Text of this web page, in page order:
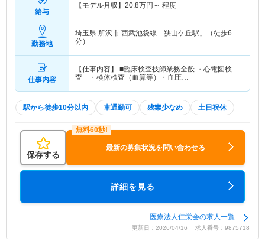
給与
【モデル月収】 20.8万円～ 程度
勤務地
埼玉県 所沢市 西武池袋線「狭山ケ丘駅」（徒歩6
分）
仕事内容
【仕事内容】 ■臨床検査技師業務全般 ・心電図検
査 ・検体検査（血算等）・血圧…
駅から徒歩10分以内 車通勤可 残業少なめ 土日祝休
保存する
最新の募集状況を問い合わせる
詳細を見る
医療法人仁栄会の求人一覧
更新日：2026/04/16 求人番号：9875718